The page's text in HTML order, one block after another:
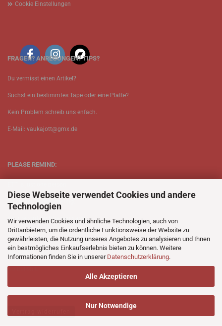
Diese Webseite verwendet Cookies und andere
Technologien
Wir verwenden Cookies und ähnliche Technologien, auch von
Drittanbietern, um die ordentliche Funktionsweise der Website zu
gewährleisten, die Nutzung unseres Angebotes zu analysieren und Ihnen
ein bestmögliches Einkaufserlebnis bieten zu können. Weitere
Informationen finden Sie in unserer Datenschutzerklärung.
Alle Akzeptieren
Nur Notwendige
Cookie Einstellungen
FRAGEN? ANREGUNGEN? TIPS?
Du vermisst einen Artikel?
Suchst ein bestimmtes Tape oder eine Platte?
Kein Problem schreib uns enfach.
E-Mail: vaukajott@gmx.de
PLEASE REMIND:
Be patient when ordering.
Your records will be send asap.
No Discogs.
No Spotify.
No Bullshit.